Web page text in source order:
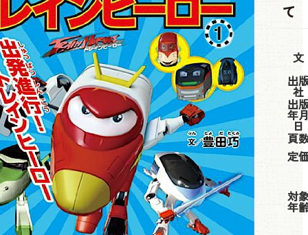
て
文
出
社
出
年
日
頁
定
対
年